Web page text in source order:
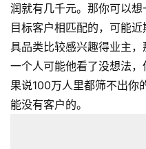
润就有几千元。那你可以
目标客户相匹配的，可能
具品类比较感兴趣得业主，
一个人可能他看了没想法
果说100万人里都筛不出你
能没有客户的。